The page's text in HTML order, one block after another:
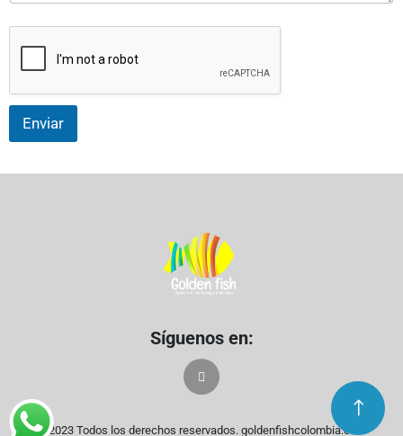
Enviar
Síguenos en:
© 2023 Todos los derechos reservados. goldenfishcolombia.com